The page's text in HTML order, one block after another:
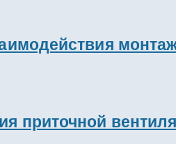
приточной